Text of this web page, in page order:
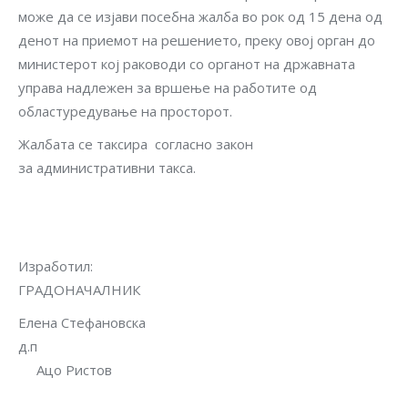
може да се изјави посебна жалба во рок од 15 дена од
денот на приемот на решението, преку овој орган до
министерот кој раководи со органот на државната
управа надлежен за вршење на работите од
областуредување на просторот.
Жалбата се таксира согласно закон
за административни такса.
ГРАДОНАЧАЛНИК
Елена Стефановска
д.п
Ацо Ристов